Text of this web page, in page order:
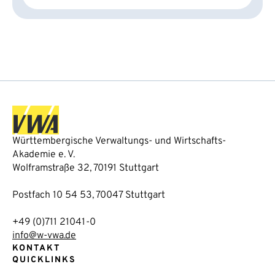
Württembergische Verwaltungs- und Wirtschafts-
Akademie e. V.
Wolframstraße 32, 70191 Stuttgart
Postfach 10 54 53, 70047 Stuttgart
+49 (0)711 21041-0
info@w-vwa.de
KONTAKT
QUICKLINKS